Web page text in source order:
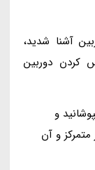
آشنا شدید،
کردن دوربین
و
و آن